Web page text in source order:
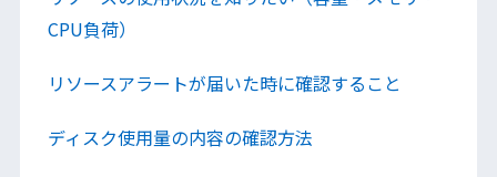
CPU負荷）
リソースアラートが届いた時に確認すること
ディスク使用量の内容の確認方法